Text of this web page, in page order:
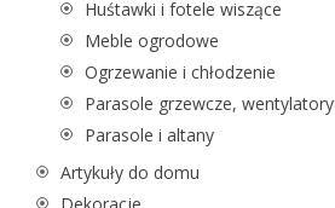
Huśtawki i fotele wiszące
Meble ogrodowe
Ogrzewanie i chłodzenie
Parasole grzewcze, wentylatory
Parasole i altany
Artykuły do domu